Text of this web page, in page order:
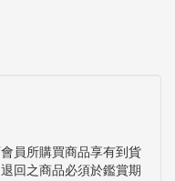
員所購買商品享有到貨
回之商品必須於鑑賞期